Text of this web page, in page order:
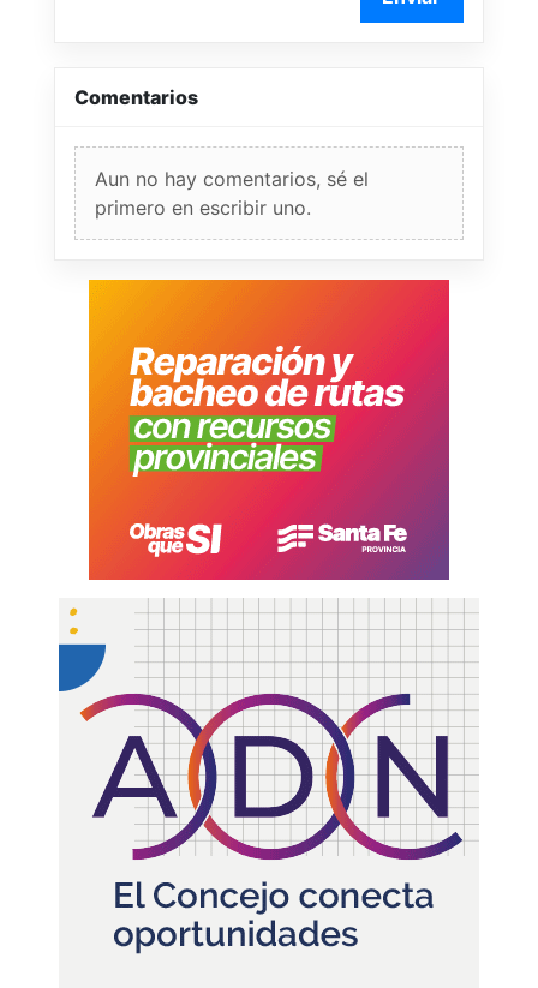
Comentarios
Aun no hay comentarios, sé el
primero en escribir uno.